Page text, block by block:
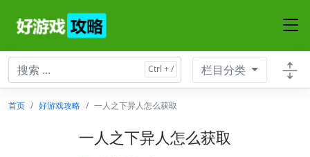
栏目分类
首页 好游戏攻略 一人之下异人怎么获取
一人之下异人怎么获取